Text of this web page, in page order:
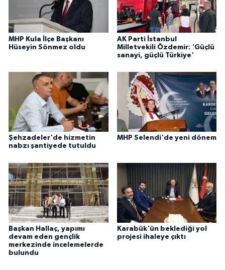
MHP Kula İlçe Başkanı
Hüseyin Sönmez oldu
AK Parti İstanbul
Milletvekili Özdemir: 'Güçlü
sanayi, güçlü Türkiye'
Şehzadeler'de hizmetin
nabzı şantiyede tutuldu
MHP Selendi'de yeni dönem
Başkan Hallaç, yapımı
devam eden gençlik
merkezinde incelemelerde
bulundu
Karabük'ün beklediği yol
projesi ihaleye çıktı